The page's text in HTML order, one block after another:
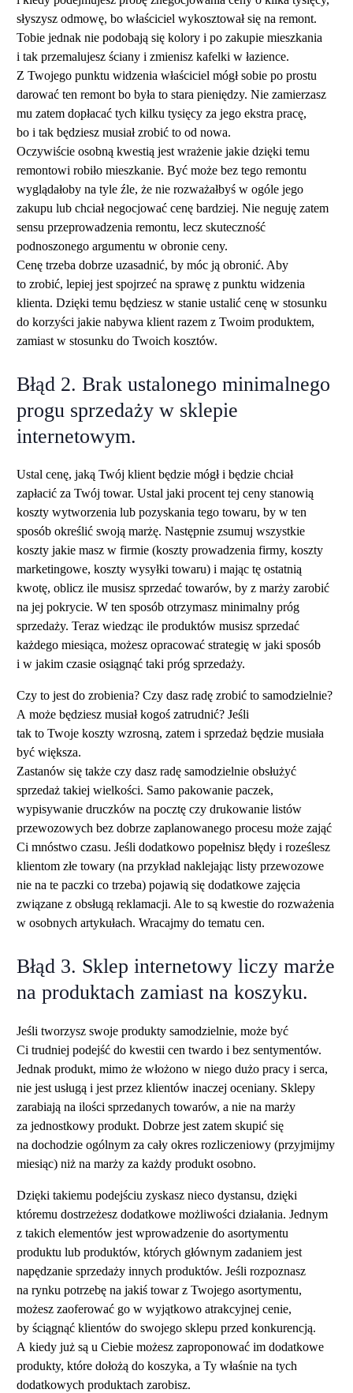
słyszysz odmowę, bo właściciel wykosztował się na remont.
Tobie jednak nie podobają się kolory i po zakupie mieszkania
i tak przemalujesz ściany i zmienisz kafelki w łazience.
Z Twojego punktu widzenia właściciel mógł sobie po prostu
darować ten remont bo była to stara pieniędzy. Nie zamierzasz
mu zatem dopłacać tych kilku tysięcy za jego ekstra pracę,
bo i tak będziesz musiał zrobić to od nowa.
Oczywiście osobną kwestią jest wrażenie jakie dzięki temu
remontowi robiło mieszkanie. Być może bez tego remontu
wyglądałoby na tyle źle, że nie rozważałbyś w ogóle jego
zakupu lub chciał negocjować cenę bardziej. Nie neguję zatem
sensu przeprowadzenia remontu, lecz skuteczność
podnoszonego argumentu w obronie ceny.
Cenę trzeba dobrze uzasadnić, by móc ją obronić. Aby
to zrobić, lepiej jest spojrzeć na sprawę z punktu widzenia
klienta. Dzięki temu będziesz w stanie ustalić cenę w stosunku
do korzyści jakie nabywa klient razem z Twoim produktem,
zamiast w stosunku do Twoich kosztów.
Błąd 2. Brak ustalonego minimalnego
progu sprzedaży w sklepie
internetowym.
Ustal cenę, jaką Twój klient będzie mógł i będzie chciał
zapłacić za Twój towar. Ustal jaki procent tej ceny stanowią
koszty wytworzenia lub pozyskania tego towaru, by w ten
sposób określić swoją marżę. Następnie zsumuj wszystkie
koszty jakie masz w firmie (koszty prowadzenia firmy, koszty
marketingowe, koszty wysyłki towaru) i mając tę ostatnią
kwotę, oblicz ile musisz sprzedać towarów, by z marży zarobić
na jej pokrycie. W ten sposób otrzymasz minimalny próg
sprzedaży. Teraz wiedząc ile produktów musisz sprzedać
każdego miesiąca, możesz opracować strategię w jaki sposób
i w jakim czasie osiągnąć taki próg sprzedaży.
Czy to jest do zrobienia? Czy dasz radę zrobić to samodzielnie?
A może będziesz musiał kogoś zatrudnić? Jeśli
tak to Twoje koszty wzrosną, zatem i sprzedaż będzie musiała
być większa.
Zastanów się także czy dasz radę samodzielnie obsłużyć
sprzedaż takiej wielkości. Samo pakowanie paczek,
wypisywanie druczków na pocztę czy drukowanie listów
przewozowych bez dobrze zaplanowanego procesu może zająć
Ci mnóstwo czasu. Jeśli dodatkowo popełnisz błędy i roześlesz
klientom złe towary (na przykład naklejając listy przewozowe
nie na te paczki co trzeba) pojawią się dodatkowe zajęcia
związane z obsługą reklamacji. Ale to są kwestie do rozważenia
w osobnych artykułach. Wracajmy do tematu cen.
Błąd 3. Sklep internetowy liczy marże
na produktach zamiast na koszyku.
Jeśli tworzysz swoje produkty samodzielnie, może być
Ci trudniej podejść do kwestii cen twardo i bez sentymentów.
Jednak produkt, mimo że włożono w niego dużo pracy i serca,
nie jest usługą i jest przez klientów inaczej oceniany. Sklepy
zarabiają na ilości sprzedanych towarów, a nie na marży
za jednostkowy produkt. Dobrze jest zatem skupić się
na dochodzie ogólnym za cały okres rozliczeniowy (przyjmijmy
miesiąc) niż na marży za każdy produkt osobno.
Dzięki takiemu podejściu zyskasz nieco dystansu, dzięki
któremu dostrzeżesz dodatkowe możliwości działania. Jednym
z takich elementów jest wprowadzenie do asortymentu
produktu lub produktów, których głównym zadaniem jest
napędzanie sprzedaży innych produktów. Jeśli rozpoznasz
na rynku potrzebę na jakiś towar z Twojego asortymentu,
możesz zaoferować go w wyjątkowo atrakcyjnej cenie,
by ściągnąć klientów do swojego sklepu przed konkurencją.
A kiedy już są u Ciebie możesz zaproponować im dodatkowe
produkty, które dołożą do koszyka, a Ty właśnie na tych
dodatkowych produktach zarobisz.